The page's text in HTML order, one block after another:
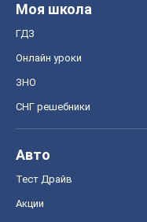
Моя школа
ГДЗ
Онлайн уроки
ЗНО
СНГ решебники
Авто
Тест Драйв
Акции